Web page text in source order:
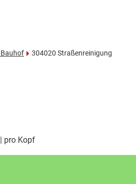
304020 Straßenreinigung
pro Kopf